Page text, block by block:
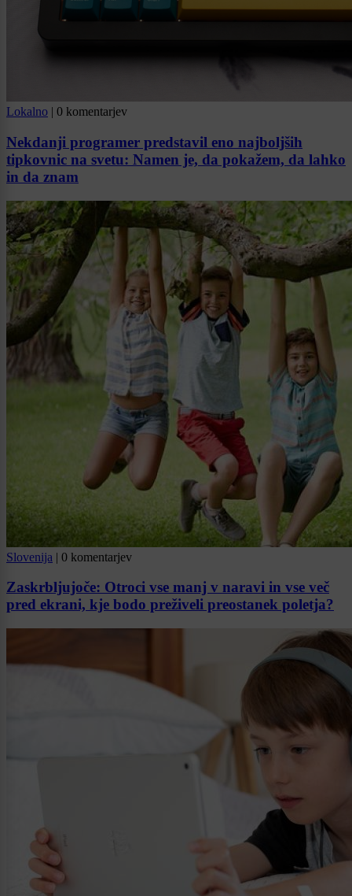
Lokalno | 0 komentarjev
Nekdanji programer predstavil eno najboljših
tipkovnic na svetu: Namen je, da pokažem, da lahko
in da znam
Slovenija | 0 komentarjev
Zaskrbljujoče: Otroci vse manj v naravi in vse več
pred ekrani, kje bodo preživeli preostanek poletja?